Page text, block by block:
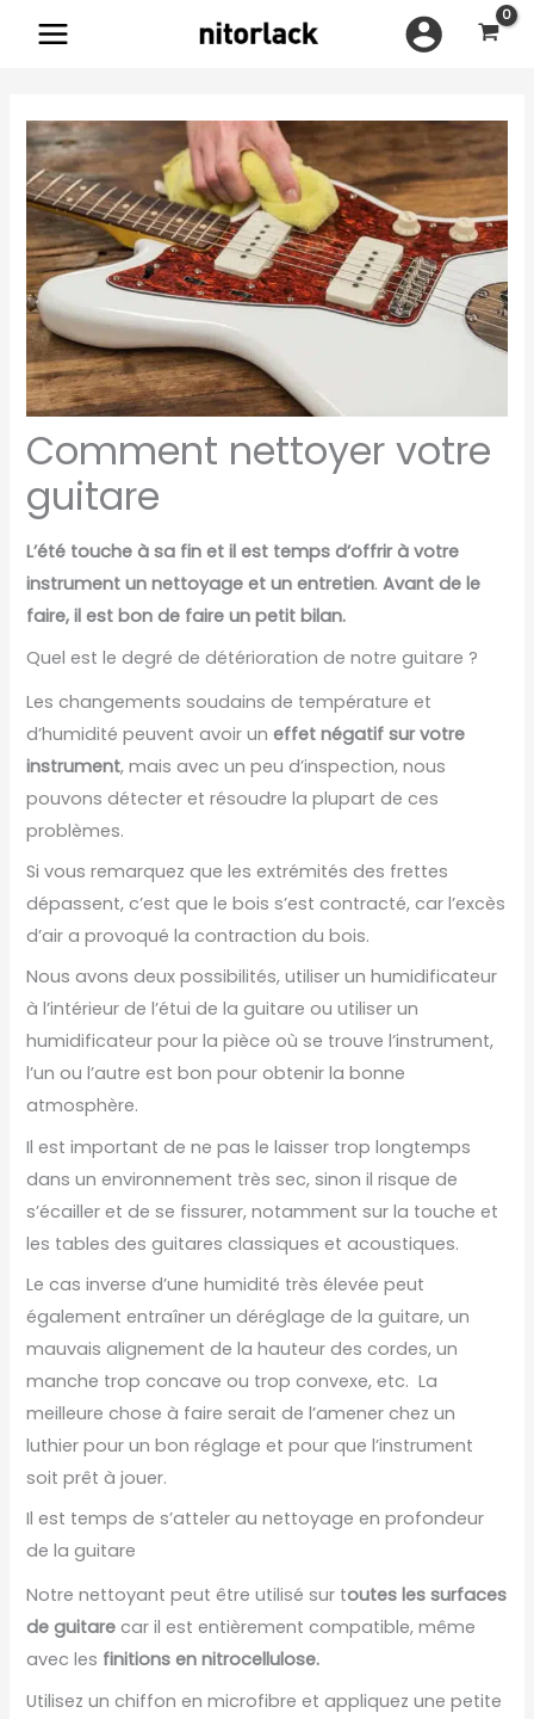
Comment nettoyer votre
guitare
L’été touche à sa fin et il est temps d’offrir à votre
instrument un nettoyage et un entretien. Avant de le
faire, il est bon de faire un petit bilan.
Quel est le degré de détérioration de notre guitare ?
Les changements soudains de température et
d’humidité peuvent avoir uneffet négatif sur votre
instrument, mais avec un peu d’inspection, nous
pouvons détecter et résoudre la plupart de ces
problèmes.
Si vous remarquez que les extrémités des frettes
dépassent, c’est que le bois s’est contracté, car l’excès
d’air a provoqué la contraction du bois.
Nous avons deux possibilités, utiliser un humidificateur
à l’intérieur de l’étui de la guitare ou utiliser un
humidificateur pour la pièce où se trouve l’instrument,
l’un ou l’autre est bon pour obtenir la bonne
atmosphère.
Il est important de ne pas le laisser trop longtemps
dans un environnement très sec, sinon il risque de
s’écailler et de se fissurer, notamment sur la touche et
les tables des guitares classiques et acoustiques.
Le cas inverse d’une humidité très élevée peut
également entraîner un déréglage de la guitare, un
mauvais alignement de la hauteur des cordes, un
manche trop concave ou trop convexe, etc. La
meilleure chose à faire serait de l’amener chez un
luthier pour un bon réglage et pour que l’instrument
soit prêt à jouer.
Il est temps de s’atteler au nettoyage en profondeur
de la guitare
Notre nettoyant peut être utilisé sur toutes les surfaces
de guitare car il est entièrement compatible, même
avec les finitions en nitrocellulose.
Utilisez un chiffon en microfibre et appliquez une petite